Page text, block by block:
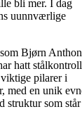
bli mer. I dag
uunnværlige
Bjørn
hatt stålkontroll
pilarer i
med en unik
struktur som står